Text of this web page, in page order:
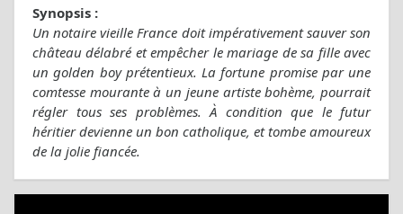
Synopsis :
Un notaire vieille France doit impérativement sauver son
château délabré et empêcher le mariage de sa fille avec
un golden boy prétentieux. La fortune promise par une
comtesse mourante à un jeune artiste bohème, pourrait
régler tous ses problèmes. À condition que le futur
héritier devienne un bon catholique, et tombe amoureux
de la jolie fiancée.